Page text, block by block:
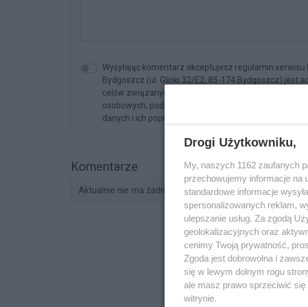
Wysyłając komentarz akceptujesz regulamin serwisu
Bydgoszcz (ul. Glinki 32/E2, 85-174 Bydgoszcz) jest
celów związanych z korzystaniem z serwisu. Zgodnie
osobowych, podanie danych jest dobrowolne,
danych i ich poprawiania.
Komentarze
Aktualnie nie ma żadnych komentarzy. Bądź pierwszy,
Drogi Użytkowniku,
My, naszych 1162 zaufanych
przechowujemy informacje na
standardowe informacje
spersonalizowanych reklam,
ulepszanie usług. Za zgodą
geolokalizacyjnych oraz
cenimy Twoją prywatność,
Zgoda jest dobrowolna i
się w lewym dolnym rogu
ale masz prawo sprzeciwić się
witrynie.